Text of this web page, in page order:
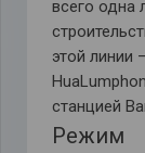
всего одна
этой линии
станцией
Режим